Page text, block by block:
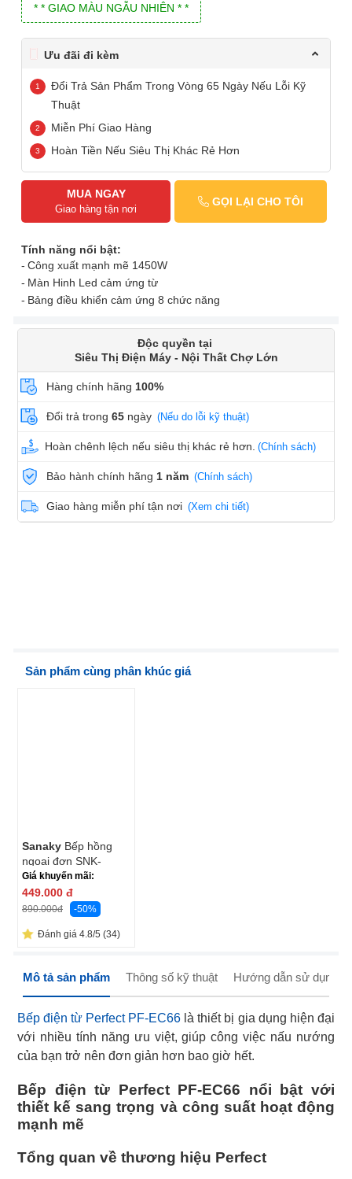
* * GIAO MÀU NGẪU NHIÊN * *
Ưu đãi đi kèm
Đổi Trả Sản Phẩm Trong Vòng 65 Ngày Nếu Lỗi Kỹ
Thuật
Miễn Phí Giao Hàng
Hoàn Tiền Nếu Siêu Thị Khác Rẻ Hơn
MUA NGAY
Giao hàng tận nơi
GỌI LẠI CHO TÔI
Tính năng nổi bật:
Công xuất mạnh mẽ 1450W
Màn Hinh Led cảm ứng từ
Bảng điều khiển cảm ứng 8 chức năng
Độc quyền tại
Siêu Thị Điện Máy - Nội Thất Chợ Lớn
Hàng chính hãng 100%
Đổi trả trong 65 ngày (Nếu do lỗi kỹ thuật)
Hoàn chênh lệch nếu siêu thị khác rẻ hơn. (Chính sách)
Bảo hành chính hãng 1 năm (Chính sách)
Giao hàng miễn phí tận nơi (Xem chi tiết)
Sản phẩm cùng phân khúc giá
Sanaky Bếp hồng
ngoại đơn SNK-
IHC2021A 2000W
Giá khuyến mãi:
449.000 đ
890.000đ -50%
Đánh giá 4.8/5 (34)
Mô tả sản phẩm Thông số kỹ thuật Hướng dẫn sử dụng
Bếp điện từ Perfect PF-EC66 là thiết bị gia dụng hiện đại
với nhiều tính năng ưu việt, giúp công việc nấu nướng
của bạn trở nên đơn giản hơn bao giờ hết.
Bếp điện từ Perfect PF-EC66 nổi bật với
thiết kế sang trọng và công suất hoạt động
mạnh mẽ
Tổng quan về thương hiệu Perfect